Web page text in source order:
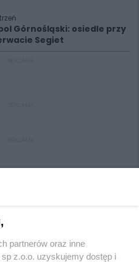
Górnośląski: osiedle przy
Segiet
partnerów oraz inne
z.o.o. uzyskujemy dostęp i